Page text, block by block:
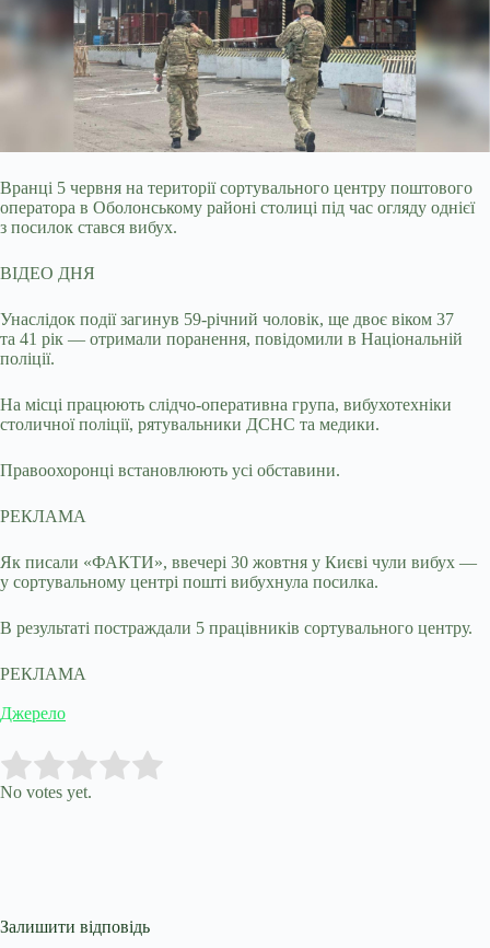
Вранці 5 червня на території сортувального центру поштового
оператора в Оболонському районі столиці під час огляду однієї
з посилок стався вибух.
ВІДЕО ДНЯ
Унаслідок події загинув 59-річний чоловік, ще двоє віком 37
та 41 рік — отримали поранення, повідомили в Національній
поліції.
На місці працюють слідчо-оперативна група, вибухотехніки
столичної поліції, рятувальники ДСНС та медики.
Правоохоронці встановлюють усі обставини.
РЕКЛАМА
Як писали «ФАКТИ», ввечері 30 жовтня у Києві чули вибух —
у сортувальному центрі пошті вибухнула посилка.
В результаті постраждали 5 працівників сортувального центру.
РЕКЛАМА
Джерело
Rate this item:
No votes yet.
Залишити відповідь